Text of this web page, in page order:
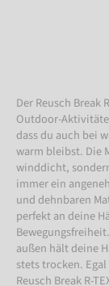
Der Reusch Break
Outdoor-
dass du auch bei
warm bleibst. Die
winddicht,
immer ein
und dehnbaren
perfekt an deine
außen hält deine
stets trocken.
Reusch Break R-